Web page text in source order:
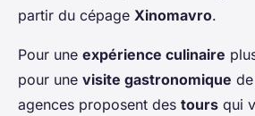
partir du cépage Xinomavro.
Pour une expérience culinaire
pour une visite gastronomique
agences proposent des tours qui